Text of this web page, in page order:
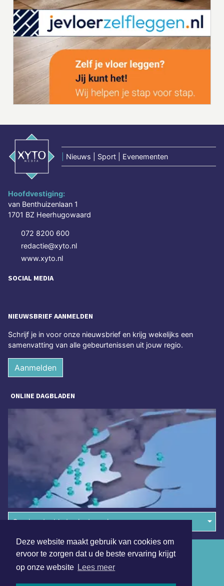
Deze website maakt gebruik van cookies om
ervoor te zorgen dat u de beste ervaring krijgt
op onze website Lees meer
Nieuws | Sport | Evenementen
Hoofdvestiging:
van Benthuizenlaan 1
1701 BZ Heerhugowaard
072 8200 600
redactie@xyto.nl
www.xyto.nl
SOCIAL MEDIA
NIEUWSBRIEF AANMELDEN
Schrijf je in voor onze nieuwsbrief en krijg wekelijks een
samenvatting van alle gebeurtenissen uit jouw regio.
Aanmelden
ONLINE DAGBLADEN
Overige dagbladen in de regio
Algemene voorwaarden
Disclaimer